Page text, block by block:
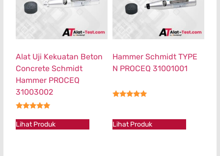
Alat Uji Kekuatan Beton
Concrete Schmidt
Hammer PROCEQ
31003002
Lihat Produk
Hammer Schmidt TYPE
N PROCEQ 31001001
Lihat Produk